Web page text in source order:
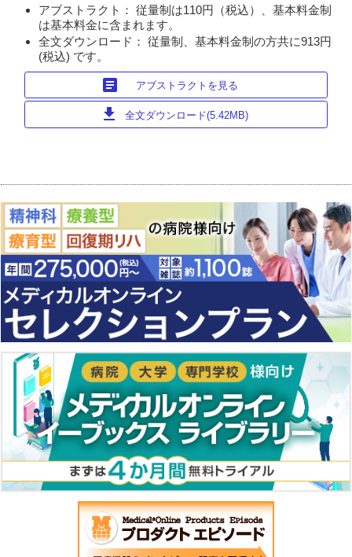
アブストラクト： 従量制は110円（税込）、基本料金制
は基本料金に含まれます。
全文ダウンロード： 従量制、基本料金制の方共に913円
(税込) です。
article アブストラクトを見る
download 全文ダウンロード(5.42MB)